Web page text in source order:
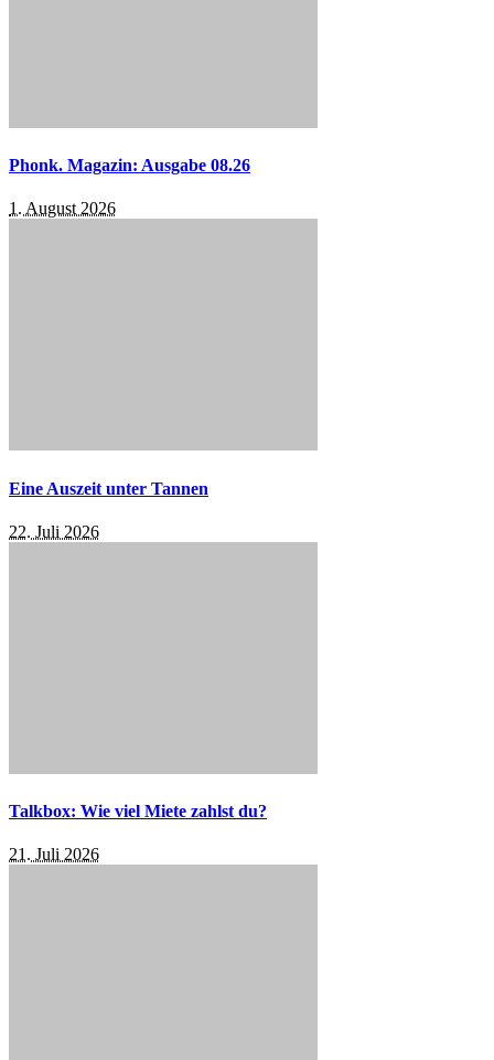
Phonk. Magazin: Ausgabe 08.26
1. August 2026
Eine Auszeit unter Tannen
22. Juli 2026
Talkbox: Wie viel Miete zahlst du?
21. Juli 2026